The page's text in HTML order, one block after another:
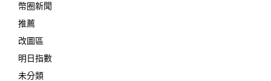
幣圈新聞
推薦
改圖區
明日指數
未分類